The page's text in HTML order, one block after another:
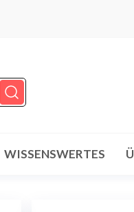
WISSENSWERTES